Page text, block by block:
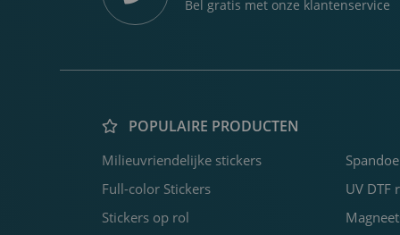
Bel gratis met onze klantenservice
POPULAIRE PRODUCTEN
Milieuvriendelijke stickers
Full-color Stickers
UV DTF
Stickers op rol